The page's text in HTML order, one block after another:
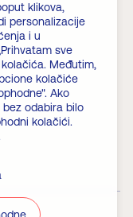
klikova,
personalizacije
i u
sve
Međutim,
kolačiće
Ako
odabira bilo
kolačići.